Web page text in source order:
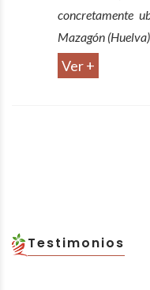
concretamente
Mazagón
Ver +
Testimonios